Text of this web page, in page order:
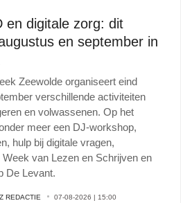
en digitale zorg: dit
en september in
Zeewolde organiseert eind
verschillende activiteiten
en volwassenen. Op het
meer een DJ-workshop,
hulp bij digitale vragen,
van Lezen en Schrijven en
De Levant.
REDACTIE 07-08-2026 | 15:00